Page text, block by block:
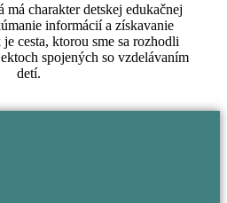
charakter detskej edukačnej
informácií a získavanie
cesta, ktorou sme sa rozhodli
spojených so vzdelávaním
detí.